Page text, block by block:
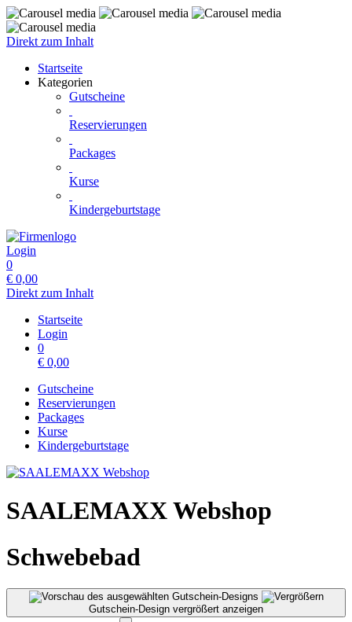
Direkt zum Inhalt
Startseite
Kategorien
Gutscheine
Reservierungen
Packages
Kurse
Kindergeburtstage
Login
0
€ 0,00
Direkt zum Inhalt
Startseite
Login
0
€ 0,00
Gutscheine
Reservierungen
Packages
Kurse
Kindergeburtstage
SAALEMAXX Webshop
Schwebebad
Gutschein-Design vergrößert anzeigen